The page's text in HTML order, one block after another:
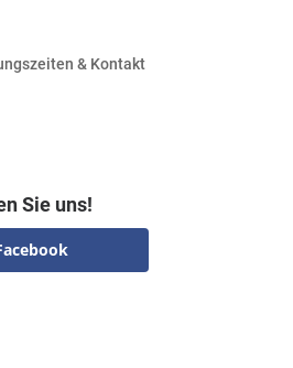
& Kontakt
Sie uns!